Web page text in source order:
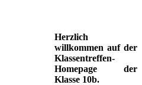
Herzlich
willkommen auf der
Klassentreffen-
Homepage der
Klasse 10b.